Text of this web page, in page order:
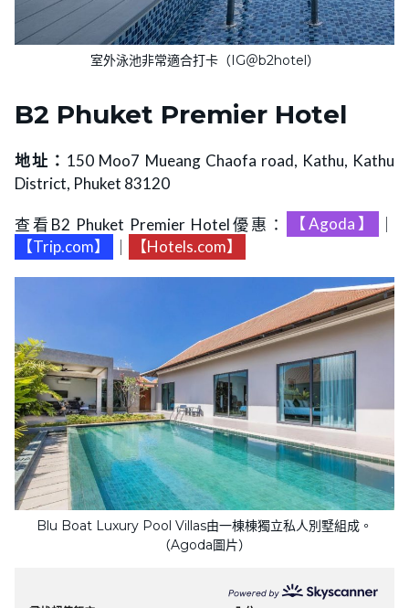
室外泳池非常適合打卡（IG＠b2hotel）
B2 Phuket Premier Hotel
地址： 150 Moo7 Mueang Chaofa road, Kathu, Kathu
District, Phuket 83120
查看B2 Phuket Premier Hotel優惠： 【Agoda】
【Trip.com】
【Hotels.com】
Blu Boat Luxury Pool Villas由一棟棟獨立私人別墅組成。
（Agoda圖片）